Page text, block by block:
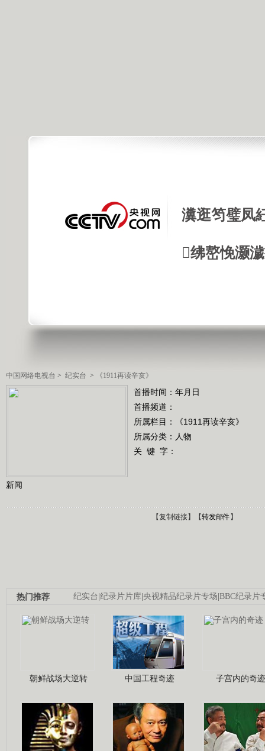
瀵逛笉璧凤
绋嶅悗灏
中国网络电视台 > 纪实台 > 《1911再读辛亥》
首播时间：年月日
首播频道：
所属栏目：
《1911再读辛亥》
所属分类：人物
关 键 字：
新闻
【复制链接】【转发邮件】
纪实台|纪录片片库|央视精品纪录片专场|BBC纪录片
热门推荐
朝鲜战场大逆转 中国工程奇迹 子宫内的奇迹